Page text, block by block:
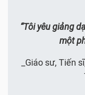
“Tôi yêu giảng
một
_Giáo sư, Tiến